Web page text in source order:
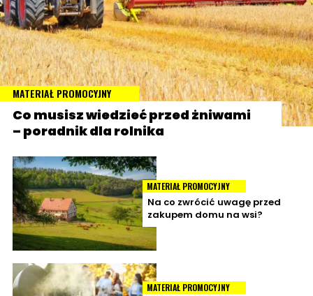
MATERIAŁ PROMOCYJNY
Co musisz wiedzieć przed żniwami
– poradnik dla rolnika
MATERIAŁ PROMOCYJNY
Na co zwrócić uwagę przed
zakupem domu na wsi?
MATERIAŁ PROMOCYJNY